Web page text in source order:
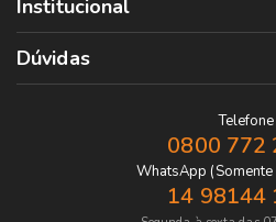
Institucional
Dúvidas
Telefone
0800 772
WhatsApp (Somente
14 98144